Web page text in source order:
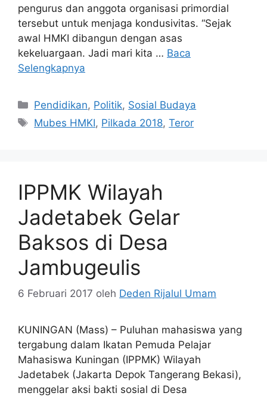
pengurus dan anggota organisasi primordial
tersebut untuk menjaga kondusivitas. “Sejak
awal HMKI dibangun dengan asas
kekeluargaan. Jadi mari kita … Baca
Selengkapnya
Kategori
Pendidikan, Politik, Sosial Budaya
Tag
Mubes HMKI, Pilkada 2018,Teror
IPPMK Wilayah
Jadetabek Gelar
Baksos di Desa
Jambugeulis
6 Februari 2017 oleh Deden Rijalul Umam
KUNINGAN (Mass) – Puluhan mahasiswa yang
tergabung dalam Ikatan Pemuda Pelajar
Mahasiswa Kuningan (IPPMK) Wilayah
Jadetabek (Jakarta Depok Tangerang Bekasi),
menggelar aksi bakti sosial di Desa